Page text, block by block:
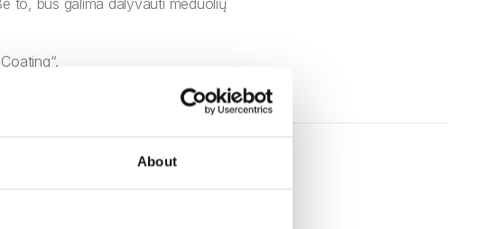
About
to, bus galima dalyvauti meduolių